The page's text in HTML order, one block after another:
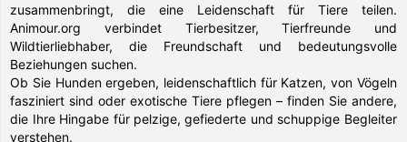
zusammenbringt, die eine Leidenschaft für Tiere teilen.
Animour.org verbindet Tierbesitzer, Tierfreunde und
Wildtierliebhaber, die Freundschaft und bedeutungsvolle
Beziehungen suchen.
Ob Sie Hunden ergeben, leidenschaftlich für Katzen, von Vögeln
fasziniert sind oder exotische Tiere pflegen – finden Sie andere,
die Ihre Hingabe für pelzige, gefiederte und schuppige Begleiter
verstehen.